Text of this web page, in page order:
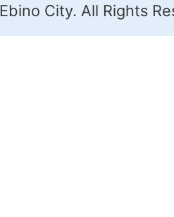
City. All Rights